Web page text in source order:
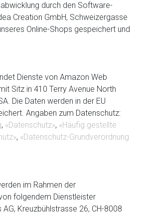
durch den Software-
Creation GmbH, Schweizergasse
Online-Shops gespeichert und
Dienste von Amazon Web
Sitz in 410 Terry Avenue North
Die Daten werden in der EU
Angaben zum Datenschutz:
, «Datenschutz», «Häufig gestellte
, «Datenschutz-Grundverordnung
im Rahmen der
folgendem Dienstleister
Kreuzbühlstrasse 26, CH-8008